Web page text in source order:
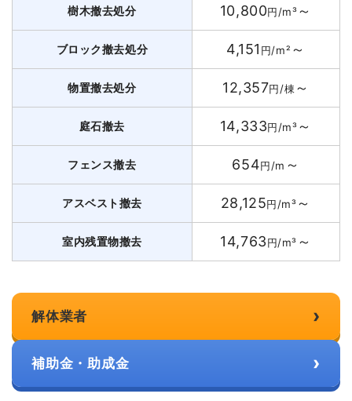
樹木撤去処分 10,800円/m³～
ブロック撤去処分 4,151 円/m² ～
物置撤去処分 12,357円/棟～
庭石撤去 14,333円/m³～
フェンス撤去 654円/m ～
アスベスト撤去 28,125円/m³～
室内残置物撤去 14,763円/m³ ～
解体業者 ›
補助金・助成金 ›